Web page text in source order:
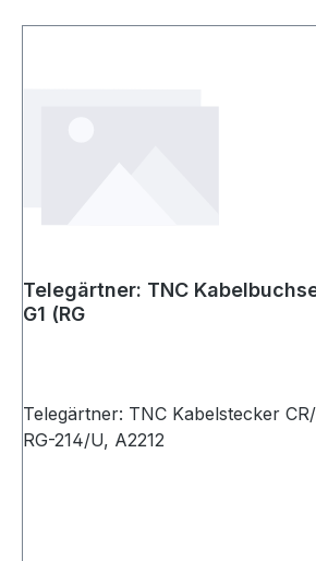
Telegärtner: TNC
G1 (RG
Telegärtner: TNC Kabelstecker
RG-214/U, A2212